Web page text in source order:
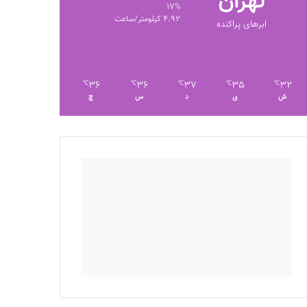
ابرهای پراکنده
17%
4.92 کیلومتر/ساعت
32
℃
ش
35
℃
ی
37
℃
د
36
℃
س
36
℃
چ